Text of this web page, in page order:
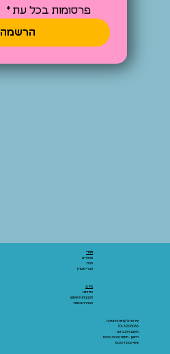
פרסומות בכל עת *
הרשמה
שירות הלקוחות והתמיכה
03-6206066
מיקום: אלנבי 43
ראשון - חמישי 10:00-19:00
שישי 10:00-15:00
אתר:
מאמרים
חנות
חברי מועדון
מידע:
אודותינו
תקנון ותנאי שימוש
הצהרת נגישות